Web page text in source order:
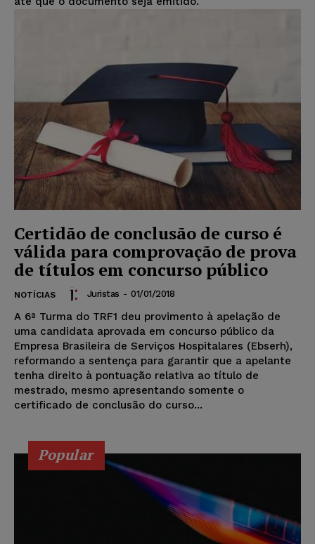
Certidão de conclusão de curso é
válida para comprovação de prova
de títulos em concurso público
NOTÍCIAS Juristas - 01/01/2018
A 6ª Turma do TRF1 deu provimento à apelação de
uma candidata aprovada em concurso público da
Empresa Brasileira de Serviços Hospitalares (Ebserh),
reformando a sentença para garantir que a apelante
tenha direito à pontuação relativa ao título de
mestrado, mesmo apresentando somente o
certificado de conclusão do curso...
Popular